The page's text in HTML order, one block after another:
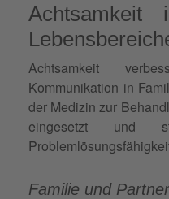
Achtsamkeit
Achtsamkeit
Kommunikation in
der Medizin zur
eingesetzt und
Familie und